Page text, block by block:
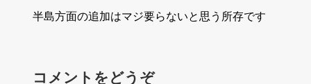
半島方面の追加はマジ要らないと思う所存です
コメントをどうぞ